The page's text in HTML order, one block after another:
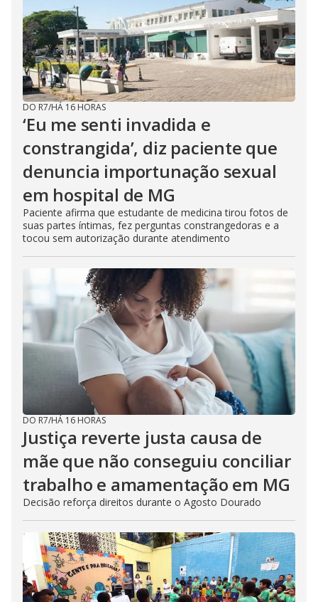
DO R7/HÁ 16 HORAS
‘Eu me senti invadida e
constrangida’, diz paciente que
denuncia importunação sexual
em hospital de MG
Paciente afirma que estudante de medicina tirou fotos de
suas partes íntimas, fez perguntas constrangedoras e a
tocou sem autorização durante atendimento
DO R7/HÁ 16 HORAS
Justiça reverte justa causa de
mãe que não conseguiu conciliar
trabalho e amamentação em MG
Decisão reforça direitos durante o Agosto Dourado